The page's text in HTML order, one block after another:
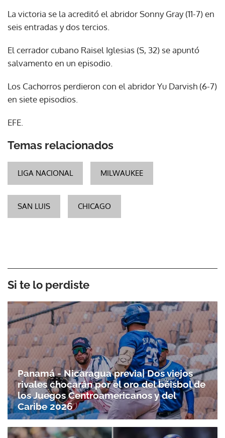
La victoria se la acreditó el abridor Sonny Gray (11-7) en
seis entradas y dos tercios.
El cerrador cubano Raisel Iglesias (S, 32) se apuntó
salvamento en un episodio.
Los Cachorros perdieron con el abridor Yu Darvish (6-7)
en siete episodios.
EFE.
Temas relacionados
LIGA NACIONAL MILWAUKEE
SAN LUIS CHICAGO
Si te lo perdiste
Panamá - Nicaragua previa| Dos viejos
rivales chocarán por el oro del béisbol de
los Juegos Centroamericanos y del
Caribe 2026